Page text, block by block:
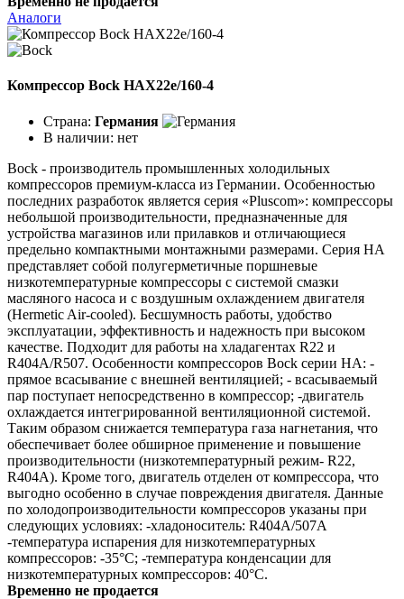
Аналоги
Компрессор Bock HAX22e/160-4
Страна: Германия
В наличии: нет
Bock - производитель промышленных холодильных
компрессоров премиум-класса из Германии. Особенностью
последних разработок является серия «Pluscom»: компрессоры
небольшой производительности, предназначенные для
устройства магазинов или прилавков и отличающиеся
предельно компактными монтажными размерами. Серия HA
представляет собой полугерметичные поршневые
низкотемпературные компрессоры с системой смазки
масляного насоса и с воздушным охлаждением двигателя
(Hermetic Air-cooled). Бесшумность работы, удобство
эксплуатации, эффективность и надежность при высоком
качестве. Подходит для работы на хладагентах R22 и
R404A/R507. Особенности компрессоров Bock серии НА: -
прямое всасывание с внешней вентиляцией; - всасываемый
пар поступает непосредственно в компрессор; -двигатель
охлаждается интегрированной вентиляционной системой.
Таким образом снижается температура газа нагнетания, что
обеспечивает более обширное применение и повышение
производительности (низкотемпературный режим- R22,
R404A). Кроме того, двигатель отделен от компрессора, что
выгодно особенно в случае повреждения двигателя. Данные
по холодопроизводительности компрессоров указаны при
следующих условиях: -хладоноситель: R404A/507A
-температура испарения для низкотемпературных
компрессоров: -35°C; -температура конденсации для
низкотемпературных компрессоров: 40°C.
Временно не продается